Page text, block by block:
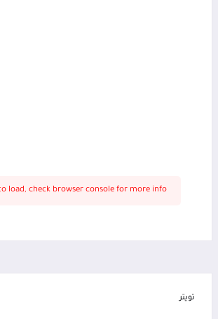
load, check browser console for more info
تويتر